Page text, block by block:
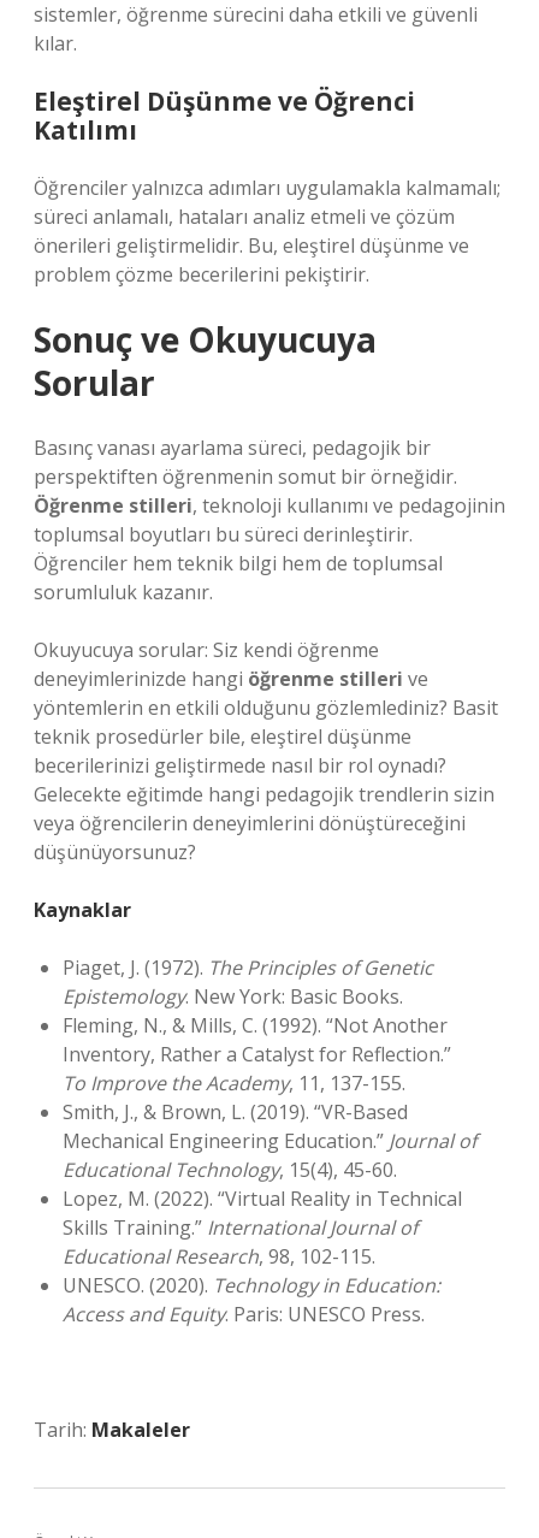
sistemler, öğrenme sürecini daha etkili ve güvenli
kılar.
Eleştirel Düşünme ve Öğrenci
Katılımı
Öğrenciler yalnızca adımları uygulamakla kalmamalı;
süreci anlamalı, hataları analiz etmeli ve çözüm
önerileri geliştirmelidir. Bu, eleştirel düşünme ve
problem çözme becerilerini pekiştirir.
Sonuç ve Okuyucuya
Sorular
Basınç vanası ayarlama süreci, pedagojik bir
perspektiften öğrenmenin somut bir örneğidir.
Öğrenme stilleri, teknoloji kullanımı ve pedagojinin
toplumsal boyutları bu süreci derinleştirir.
Öğrenciler hem teknik bilgi hem de toplumsal
sorumluluk kazanır.
Okuyucuya sorular: Siz kendi öğrenme
deneyimlerinizde hangi öğrenme stilleri ve
yöntemlerin en etkili olduğunu gözlemlediniz? Basit
teknik prosedürler bile, eleştirel düşünme
becerilerinizi geliştirmede nasıl bir rol oynadı?
Gelecekte eğitimde hangi pedagojik trendlerin sizin
veya öğrencilerin deneyimlerini dönüştüreceğini
düşünüyorsunuz?
Kaynaklar
Piaget, J. (1972). The Principles of Genetic
Epistemology. New York: Basic Books.
Fleming, N., & Mills, C. (1992). “Not Another
Inventory, Rather a Catalyst for Reflection.”
To Improve the Academy, 11, 137-155.
Smith, J., & Brown, L. (2019). “VR-Based
Mechanical Engineering Education.” Journal of
Educational Technology, 15(4), 45-60.
Lopez, M. (2022). “Virtual Reality in Technical
Skills Training.” International Journal of
Educational Research, 98, 102-115.
UNESCO. (2020). Technology in Education:
Access and Equity. Paris: UNESCO Press.
Tarih: Makaleler